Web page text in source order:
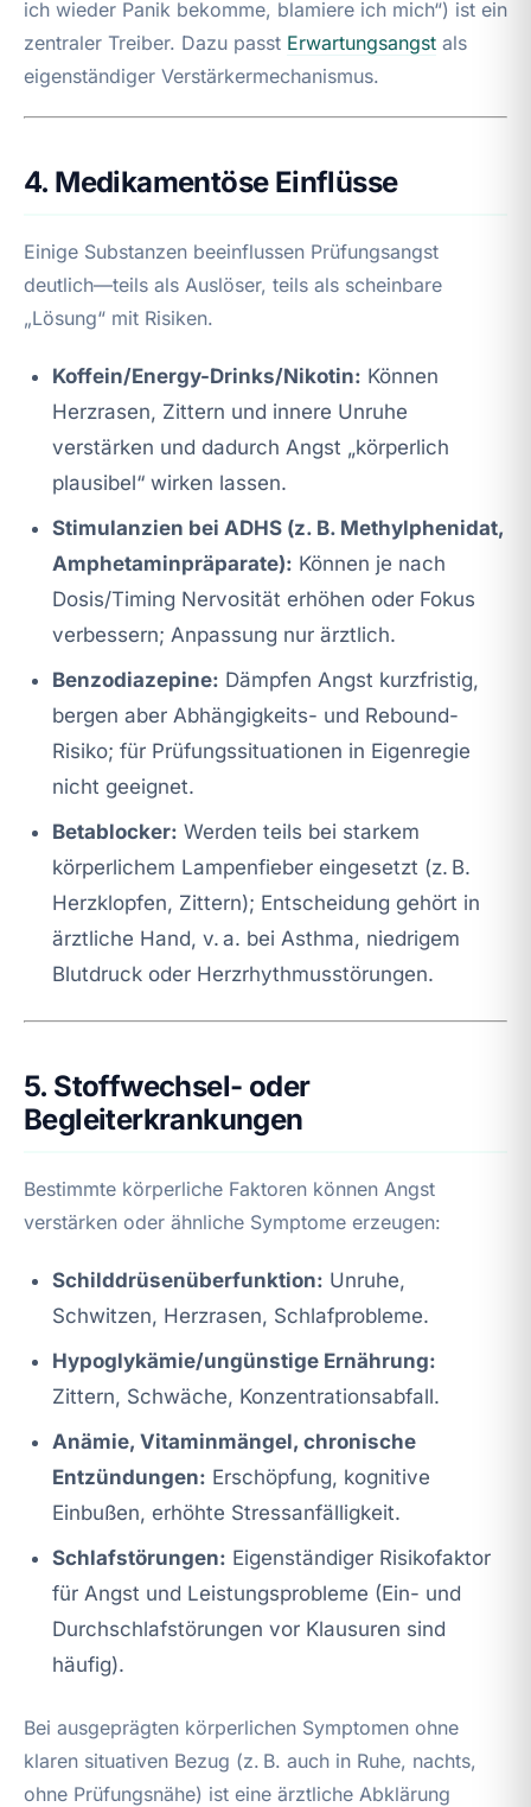
ich wieder Panik bekomme, blamiere ich mich“) ist ein
zentraler Treiber. Dazu passt Erwartungsangst als
eigenständiger Verstärkermechanismus.
4. Medikamentöse Einflüsse
Einige Substanzen beeinflussen Prüfungsangst
deutlich—teils als Auslöser, teils als scheinbare
„Lösung“ mit Risiken.
Koffein/Energy-Drinks/Nikotin: Können
Herzrasen, Zittern und innere Unruhe
verstärken und dadurch Angst „körperlich
plausibel“ wirken lassen.
Stimulanzien bei ADHS (z. B. Methylphenidat,
Amphetaminpräparate): Können je nach
Dosis/Timing Nervosität erhöhen oder Fokus
verbessern; Anpassung nur ärztlich.
Benzodiazepine: Dämpfen Angst kurzfristig,
bergen aber Abhängigkeits- und Rebound-
Risiko; für Prüfungssituationen in Eigenregie
nicht geeignet.
Betablocker: Werden teils bei starkem
körperlichem Lampenfieber eingesetzt (z. B.
Herzklopfen, Zittern); Entscheidung gehört in
ärztliche Hand, v. a. bei Asthma, niedrigem
Blutdruck oder Herzrhythmusstörungen.
5. Stoffwechsel- oder
Begleiterkrankungen
Bestimmte körperliche Faktoren können Angst
verstärken oder ähnliche Symptome erzeugen:
Schilddrüsenüberfunktion: Unruhe,
Schwitzen, Herzrasen, Schlafprobleme.
Hypoglykämie/ungünstige Ernährung:
Zittern, Schwäche, Konzentrationsabfall.
Anämie, Vitaminmängel, chronische
Entzündungen: Erschöpfung, kognitive
Einbußen, erhöhte Stressanfälligkeit.
Schlafstörungen: Eigenständiger Risikofaktor
für Angst und Leistungsprobleme (Ein- und
Durchschlafstörungen vor Klausuren sind
häufig).
Bei ausgeprägten körperlichen Symptomen ohne
klaren situativen Bezug (z. B. auch in Ruhe, nachts,
ohne Prüfungsnähe) ist eine ärztliche Abklärung